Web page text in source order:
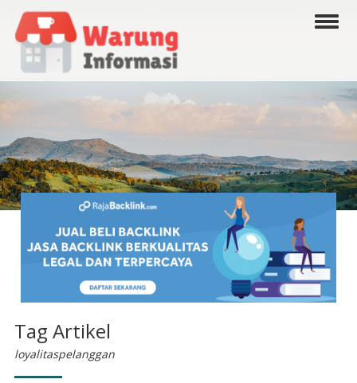
Tag Artikel
loyalitaspelanggan